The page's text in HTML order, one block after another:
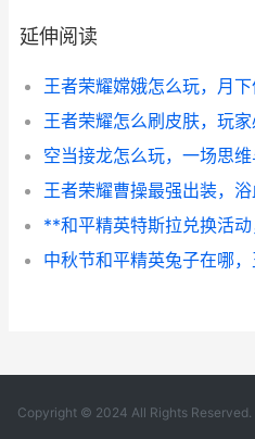
延伸阅读
王者荣耀嫦娥怎么玩，月
空当接龙怎么玩，一场思
Copyright © 2024 All Rights Reserved.